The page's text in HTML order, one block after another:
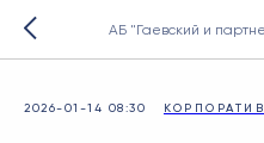
АБ "Гаевский и
2026-01-14 08:30